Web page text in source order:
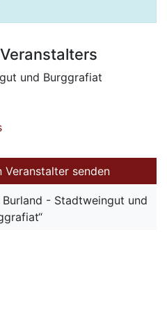
und Burggrafiat
Veranstalter senden
- Stadtweingut und